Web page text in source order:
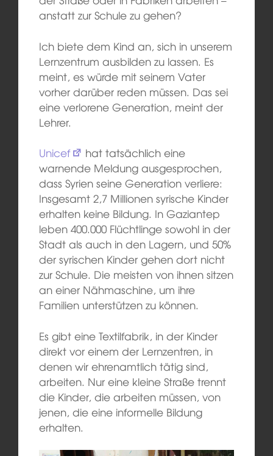
anstatt zur Schule zu gehen?
Ich biete dem Kind an, sich in unserem
Lernzentrum ausbilden zu lassen. Es
meint, es würde mit seinem Vater
vorher darüber reden müssen. Das sei
eine verlorene Generation, meint der
Lehrer.
Unicef
hat tatsächlich eine
warnende Meldung ausgesprochen,
dass Syrien seine Generation verliere:
Insgesamt 2,7 Millionen syrische Kinder
erhalten keine Bildung. In Gaziantep
leben 400.000 Flüchtlinge sowohl in der
Stadt als auch in den Lagern, und 50%
der syrischen Kinder gehen dort nicht
zur Schule. Die meisten von ihnen sitzen
an einer Nähmaschine, um ihre
Familien unterstützen zu können.
Es gibt eine Textilfabrik, in der Kinder
direkt vor einem der Lernzentren, in
denen wir ehrenamtlich tätig sind,
arbeiten. Nur eine kleine Straße trennt
die Kinder, die arbeiten müssen, von
jenen, die eine informelle Bildung
erhalten.